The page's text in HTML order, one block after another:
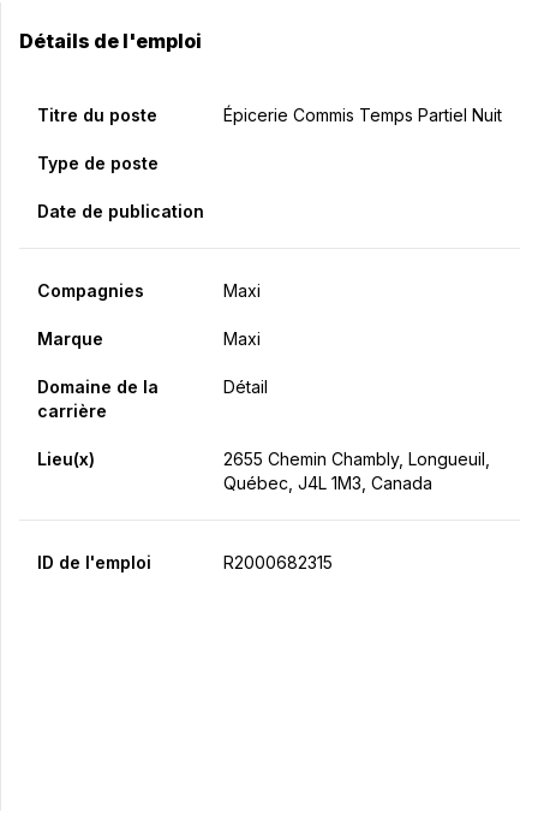
Détails de l'emploi
Titre du poste Épicerie Commis Temps Partiel Nuit
Type de poste
Date de publication
Compagnies Maxi
Marque Maxi
Domaine de la
carrière
Détail
Lieu(x)
2655 Chemin Chambly, Longueuil,
Québec, J4L 1M3, Canada
ID de l'emploi R2000682315